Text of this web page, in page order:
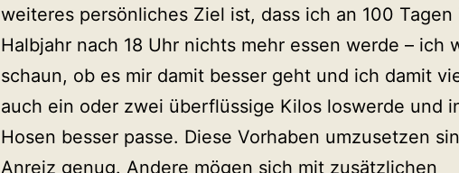
weiteres persönliches Ziel ist, dass ich an 100 Tagen
Halbjahr nach 18 Uhr nichts mehr essen werde – ich
schaun, ob es mir damit besser geht und ich damit
auch ein oder zwei überflüssige Kilos loswerde und
Hosen besser passe. Diese Vorhaben umzusetzen
Anreiz genug. Andere mögen sich mit zusätzlichen